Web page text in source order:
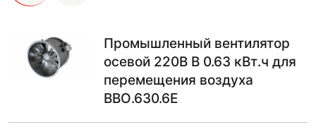
Промышленный вентилятор
осевой 220В В 0.63 кВт.ч для
перемещения воздуха
ВВО.630.6Е